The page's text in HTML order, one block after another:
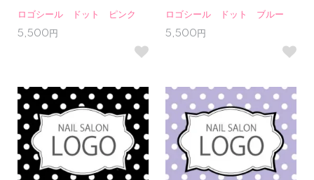
ロゴシール ドット ピンク
5,500円
ロゴシール ドット ブルー
5,500円